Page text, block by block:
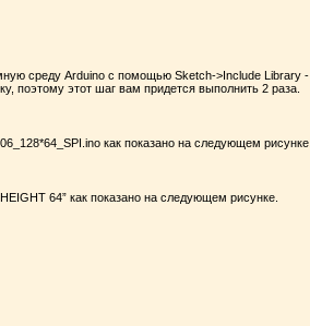
среду Arduino с помощью Sketch->Include Library -
поэтому этот шаг вам придется выполнить 2 раза.
как показано на следующем рисунке.
64” как показано на следующем рисунке.